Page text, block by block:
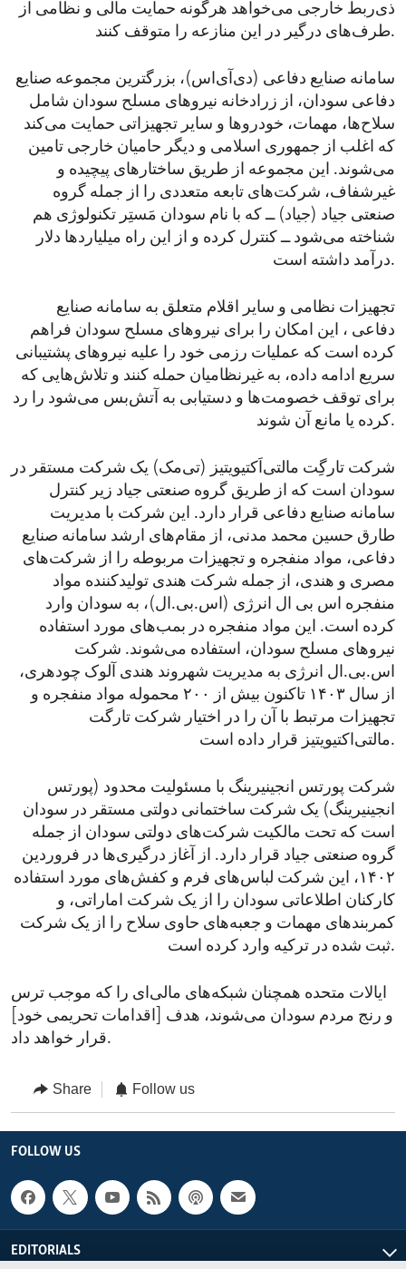
ذی‌ربط خارجی می‌خواهد هرگونه حمایت مالی و نظامی از
طرف‌های درگیر در این منازعه را متوقف کنند.
سامانه صنایع دفاعی (دی‌آی‌اس)، بزرگترین مجموعه صنایع
دفاعی سودان، از زرادخانه نیروهای مسلح سودان شامل
سلاح‌ها، مهمات، خودروها و سایر تجهیزاتی حمایت می‌کند
که اغلب از جمهوری اسلامی و دیگر حامیان خارجی تامین
می‌شوند. این مجموعه از طریق ساختارهای پیچیده و
غیرشفاف، شرکت‌های تابعه متعددی را از جمله گروه
صنعتی جیاد (جیاد) ــ که با نام سودان مَستِر تکنولوژی هم
شناخته می‌شود ــ کنترل کرده و از این راه میلیاردها دلار
درآمد داشته است.
تجهیزات نظامی و سایر اقلام متعلق به سامانه صنایع
دفاعی ، این امکان را برای نیروهای مسلح سودان فراهم
کرده است که عملیات رزمی خود را علیه نیروهای پشتیبانی
سریع ادامه داده، به غیرنظامیان حمله کنند و تلاش‌هایی که
برای توقف خصومت‌ها و دستیابی به آتش‌بس می‌شود را رد
کرده یا مانع آن شوند.
شرکت تارگِت مالتی‌اَکتیویتیز (تی‌مک) یک شرکت مستقر در
سودان است که از طریق گروه صنعتی جیاد زیر کنترل
سامانه صنایع دفاعی قرار دارد. این شرکت با مدیریت
طارق حسین محمد مدنی، از مقام‌های ارشد سامانه صنایع
دفاعی، مواد منفجره و تجهیزات مربوطه را از شرکت‌های
مصری و هندی، از جمله شرکت هندی تولیدکننده مواد
منفجره اس‌ بی‌ ال انرژی (اس‌.بی.‌ال)، به سودان وارد
کرده است. این مواد منفجره در بمب‌های مورد استفاده
نیروهای مسلح سودان، استفاده می‌شوند. شرکت
اس.‌بی.‌ال انرژی به مدیریت شهروند هندی آلوک چودهری،
از سال ۱۴۰۳ تاکنون بیش از ۲۰۰ محموله مواد منفجره و
تجهیزات مرتبط با آن را در اختیار شرکت تارگت
مالتی‌اکتیویتیز قرار داده است.
شرکت پورتس انجینیرینگ با مسئولیت محدود (پورتس
انجینیرینگ) یک شرکت ساختمانی دولتی مستقر در سودان
است که تحت مالکیت شرکت‌های دولتی سودان از جمله
گروه صنعتی جیاد قرار دارد. از آغاز درگیری‌ها در فروردین
۱۴۰۲، این شرکت لباس‌های فرم و کفش‌های مورد استفاده
کارکنان اطلاعاتی سودان را از یک شرکت اماراتی، و
کمربندهای مهمات و جعبه‌های حاوی سلاح را از یک شرکت
ثبت شده در ترکیه‌ وارد کرده است.
ایالات متحده همچنان شبکه‌های مالی‌ای را که موجب ترس
و رنج مردم سودان می‌شوند، هدف [اقدامات تحریمی خود]
قرار خواهد داد.
Share Follow us
FOLLOW US
EDITORIALS